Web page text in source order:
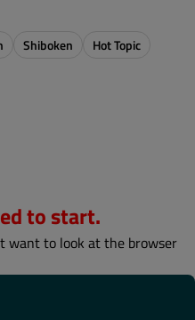
Shiboken
Hot Topic
to start.
want to look at the browser